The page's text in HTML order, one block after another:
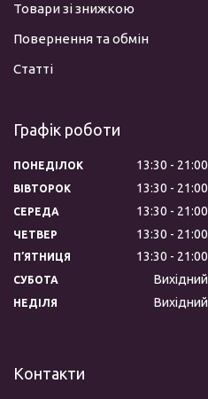
Товари зі знижкою
Повернення та обмін
Статті
Графік роботи
ПОНЕДІЛОК 13:30 21:00
ВІВТОРОК 13:30 21:00
СЕРЕДА 13:30 21:00
ЧЕТВЕР 13:30 21:00
ПʼЯТНИЦЯ 13:30 21:00
СУБОТА Вихідний
НЕДІЛЯ Вихідний
Контакти